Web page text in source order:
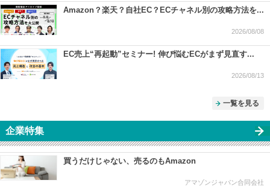
Amazon？楽天？自社EC？ECチャネル別の攻略方法を...
2026/08/08
EC売上“再起動”セミナー! 伸び悩むECがまず見直す...
2026/08/13
一覧を見る
企業特集
買うだけじゃない、売るのもAmazon
アマゾンジャパン合同会社